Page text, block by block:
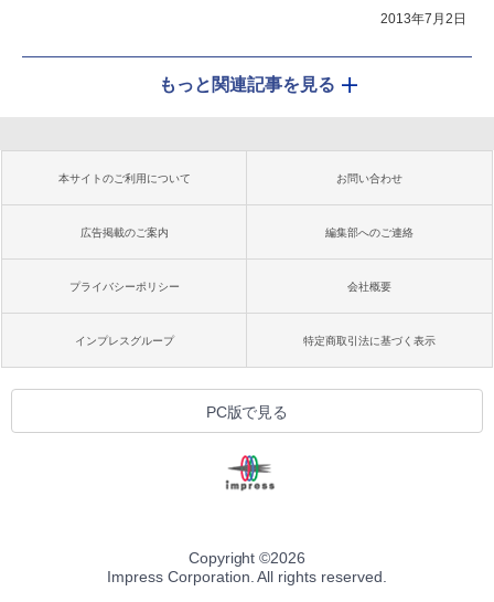
2013年7月2日
もっと関連記事を見る
本サイトのご利用について お問い合わせ
広告掲載のご案内 編集部へのご連絡
プライバシーポリシー 会社概要
インプレスグループ 特定商取引法に基づく表示
PC版で見る
Copyright ©2026
Impress Corporation. All rights reserved.